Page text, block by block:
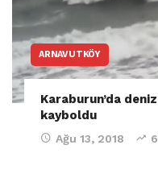
ARNAVUTKÖY
Karaburun’da
kayboldu
Ağu 13, 2018